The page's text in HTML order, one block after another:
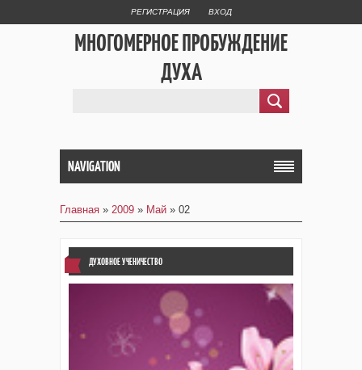
РЕГИСТРАЦИЯ ВХОД
МНОГОМЕРНОЕ ПРОБУЖДЕНИЕ
ДУХА
NAVIGATION
Главная » 2009 » Май » 02
ДУХОВНОЕ УЧЕНИЧЕСТВО